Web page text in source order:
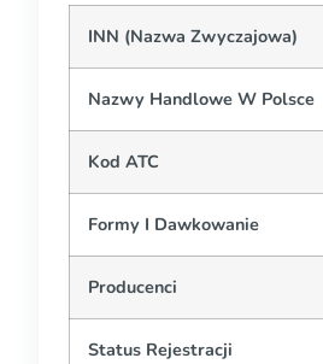
INN (Nazwa Zwyczajowa)
Nazwy Handlowe W Polsce
Kod ATC
Formy I Dawkowanie
Producenci
Status Rejestracji